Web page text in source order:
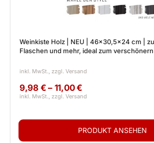
Weinkiste Holz | NEU | 46x30,5x24 cm | zur Lagerung von
Flaschen und mehr, ideal zum verschönern
9,98 € – 11,00 €